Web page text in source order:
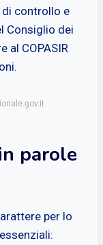
controllo e
Consiglio dei
al COPASIR
parole
per lo